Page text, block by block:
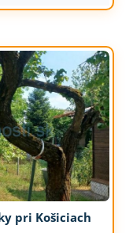
pri Košiciach